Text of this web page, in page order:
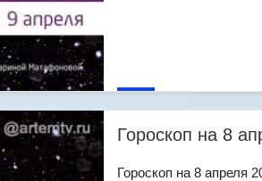
Гороскоп на 8
Гороскоп на 8 апреля